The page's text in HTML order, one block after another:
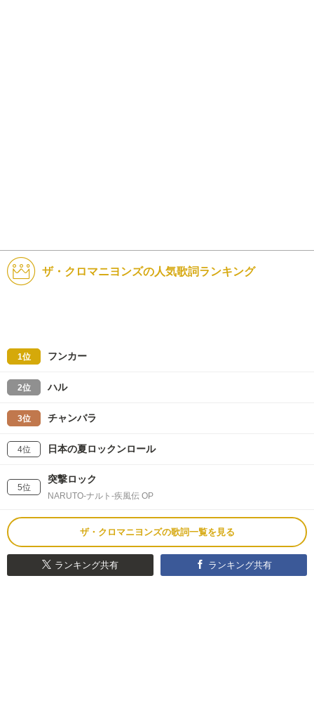
ザ・クロマニヨンズの人気歌詞ランキング
1位 フンカー
2位 ハル
3位 チャンバラ
4位 日本の夏ロックンロール
5位
突撃ロック
NARUTO-ナルト-疾風伝 OP
ザ・クロマニヨンズの歌詞一覧を見る
ランキング共有 ランキング共有